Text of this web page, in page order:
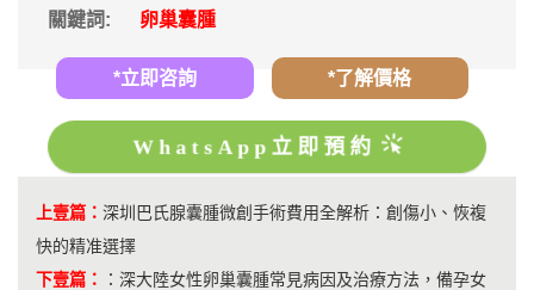
關鍵詞:
卵巢囊腫
*立即咨詢 *了解價格
WhatsApp立即預約
上壹篇： 深圳巴氏腺囊腫微創手術費用全解析：創傷小、恢複
快的精准選擇
下壹篇：
： 深大陸女性卵巢囊腫常見病因及治療方法，備孕女